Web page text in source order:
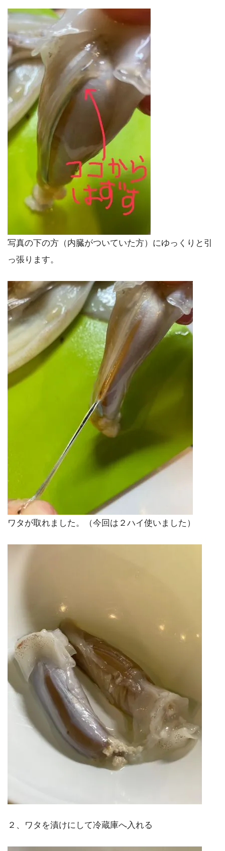
写真の下の方（内臓がついていた方）にゆっくりと引
っ張ります。
ワタが取れました。（今回は２ハイ使いました）
２、ワタを漬けにして冷蔵庫へ入れる